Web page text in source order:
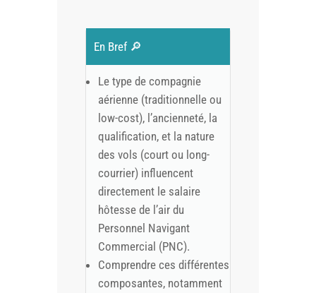
En Bref 🔎
Le type de compagnie
aérienne (traditionnelle ou
low-cost), l’ancienneté, la
qualification, et la nature
des vols (court ou long-
courrier) influencent
directement le salaire
hôtesse de l’air du
Personnel Navigant
Commercial (PNC).
Comprendre ces différentes
composantes, notamment